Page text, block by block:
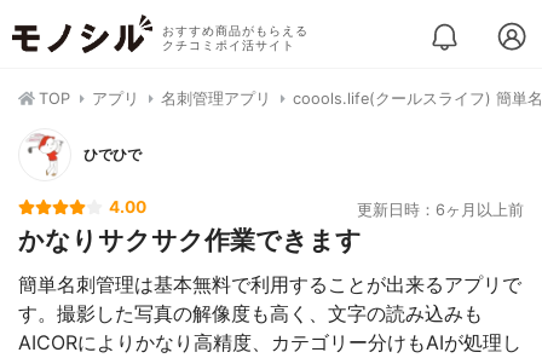
おすすめ商品がもらえる
クチコミポイ活サイト
TOP アプリ 名刺管理アプリ coools.life(クールスライフ) 簡単
ひでひで
4.00 更新日時：6ヶ月以上前
かなりサクサク作業できます
簡単名刺管理は基本無料で利用することが出来るアプリで
す。撮影した写真の解像度も高く、文字の読み込みも
AICORによりかなり高精度、カテゴリー分けもAIが処理し